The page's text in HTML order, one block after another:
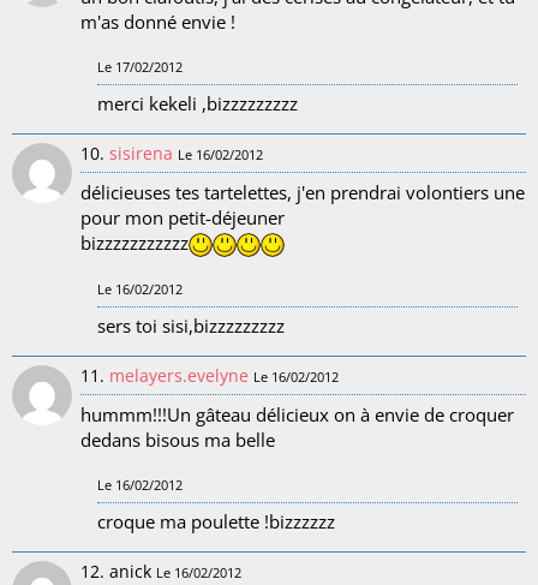
m'as donné envie !
Le 17/02/2012
merci kekeli ,bizzzzzzzzz
10. sisirena Le 16/02/2012
délicieuses tes tartelettes, j'en prendrai volontiers une
pour mon petit-déjeuner
bizzzzzzzzzzz
Le 16/02/2012
sers toi sisi,bizzzzzzzzz
11. melayers.evelyne Le 16/02/2012
hummm!!!Un gâteau délicieux on à envie de croquer
dedans bisous ma belle
Le 16/02/2012
croque ma poulette !bizzzzzz
12. anick Le 16/02/2012